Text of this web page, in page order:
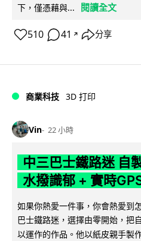
下，僅憑藉與...
閱讀全文
510 41 ↗ 分享
商業科技 3D 打印
Vin 22 小時
中三巴士鐵路迷 自
水撥識郁 + 實時
如果你熱愛一件事，你會熱愛到
巴士鐵路迷，選擇由零開始，把
以運作的作品。他以紙皮親手製